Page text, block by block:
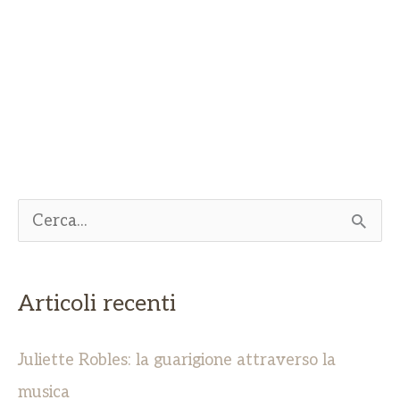
a
:
Articoli recenti
Juliette Robles: la guarigione attraverso la
musica